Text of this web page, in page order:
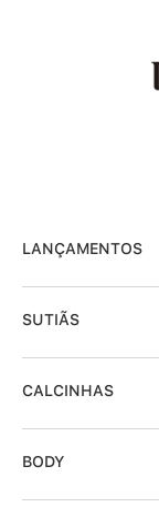
LANÇAMENTOS
SUTIÃS
CALCINHAS
BODY